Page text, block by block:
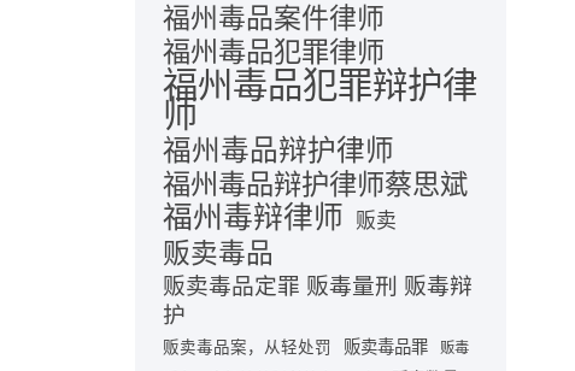
福州毒品案件律师
福州毒品犯罪律师
福州毒品犯罪辩护律
师
福州毒品辩护律师
福州毒品辩护律师蔡思斌
福州毒辩律师 贩卖
贩卖毒品
贩卖毒品定罪 贩毒量刑 贩毒辩
护
贩卖毒品案，从轻处罚 贩卖毒品罪
贩毒